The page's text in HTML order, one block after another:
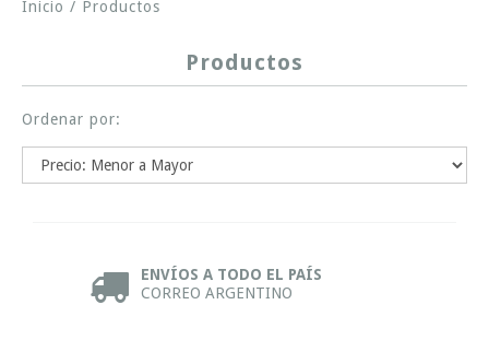
Inicio / Productos
Productos
Ordenar por:
ENVÍOS A TODO EL PAÍS
CORREO ARGENTINO